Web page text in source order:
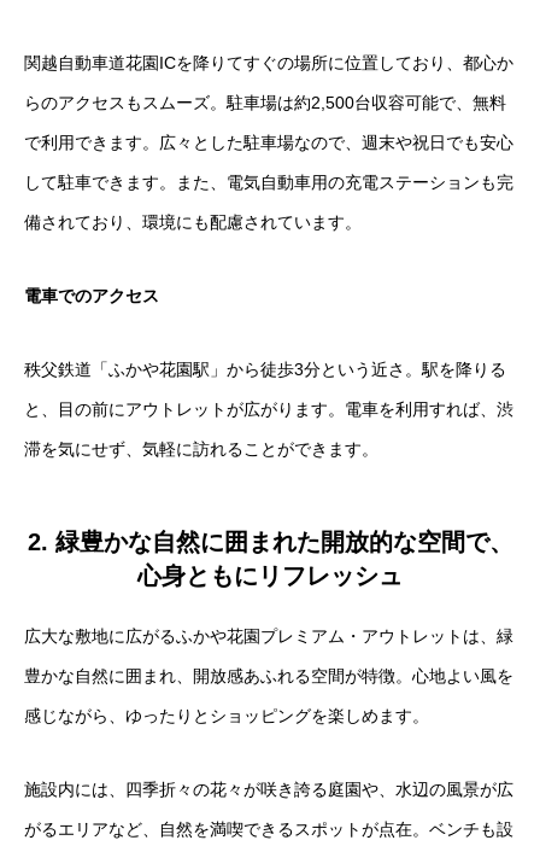
関越自動車道花園ICを降りてすぐの場所に位置しており、都心か
らのアクセスもスムーズ。駐車場は約2,500台収容可能で、無料
で利用できます。広々とした駐車場なので、週末や祝日でも安心
して駐車できます。また、電気自動車用の充電ステーションも完
備されており、環境にも配慮されています。
電車でのアクセス
秩父鉄道「ふかや花園駅」から徒歩3分という近さ。駅を降りる
と、目の前にアウトレットが広がります。電車を利用すれば、渋
滞を気にせず、気軽に訪れることができます。
2. 緑豊かな自然に囲まれた開放的な空間で、
心身ともにリフレッシュ
広大な敷地に広がるふかや花園プレミアム・アウトレットは、緑
豊かな自然に囲まれ、開放感あふれる空間が特徴。心地よい風を
感じながら、ゆったりとショッピングを楽しめます。
施設内には、四季折々の花々が咲き誇る庭園や、水辺の風景が広
がるエリアなど、自然を満喫できるスポットが点在。ベンチも設